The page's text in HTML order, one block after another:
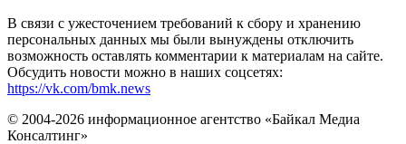
В связи с ужесточением требований к сбору и хранению
персональных данных мы были вынуждены отключить
возможность оставлять комментарии к материалам на сайте.
Обсудить новости можно в наших соцсетях:
https://vk.com/bmk.news
© 2004-2026 информационное агентство «Байкал Медиа
Консалтинг»